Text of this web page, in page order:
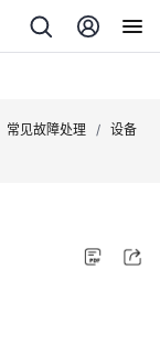
常见故障处理 / 设备